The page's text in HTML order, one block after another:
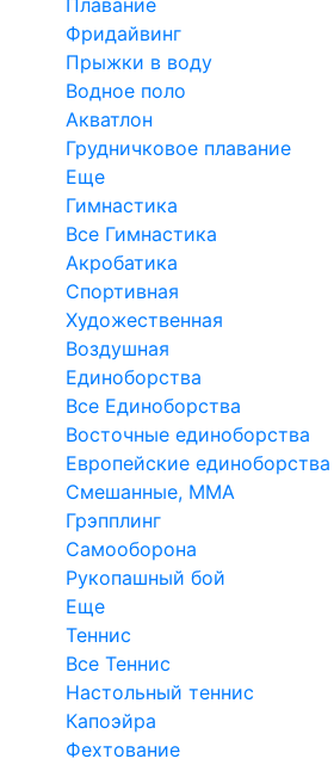
Плавание
Фридайвинг
Прыжки в воду
Водное поло
Акватлон
Грудничковое плавание
Еще
Гимнастика
Все Гимнастика
Акробатика
Спортивная
Художественная
Воздушная
Единоборства
Все Единоборства
Восточные единоборства
Европейские единоборства
Смешанные, ММА
Грэпплинг
Самооборона
Рукопашный бой
Еще
Теннис
Все Теннис
Настольный теннис
Капоэйра
Фехтование